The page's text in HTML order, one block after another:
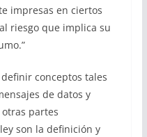
impresas en ciertos
riesgo que implica su
conceptos tales
de datos y
partes
son la definición y